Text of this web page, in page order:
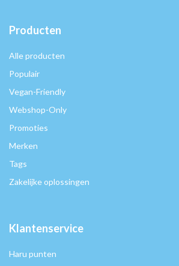
Producten
Alle producten
Populair
Vegan-Friendly
Webshop-Only
Promoties
Merken
Tags
Zakelijke oplossingen
Klantenservice
Haru punten